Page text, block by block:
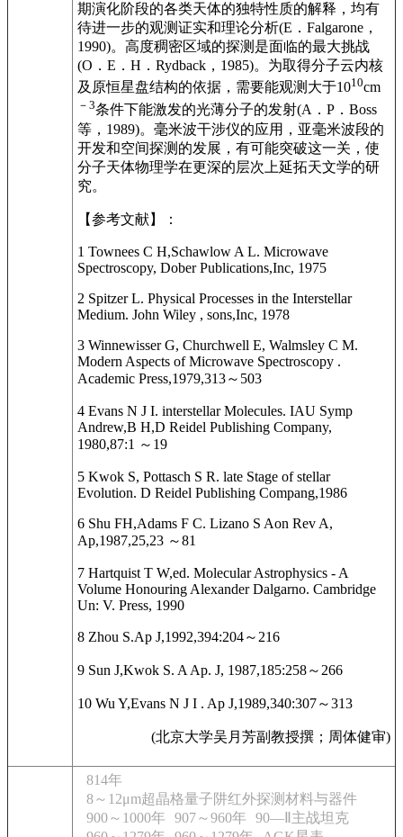
期演化阶段的各类天体的独特性质的解释，均有
待进一步的观测证实和理论分析(E．Falgarone，
1990)。高度稠密区域的探测是面临的最大挑战
(O．E．H．Rydback，1985)。为取得分子云内核
及原恒星盘结构的依据，需要能观测大于1010cm
－3条件下能激发的光薄分子的发射(A．P．Boss
等，1989)。毫米波干涉仪的应用，亚毫米波段的
开发和空间探测的发展，有可能突破这一关，使
分子天体物理学在更深的层次上延拓天文学的研
究。
【参考文献】：
1 Townees C H,Schawlow A L. Microwave
Spectroscopy, Dober Publications,Inc, 1975
2 Spitzer L. Physical Processes in the Interstellar
Medium. John Wiley , sons,Inc, 1978
3 Winnewisser G, Churchwell E, Walmsley C M.
Modern Aspects of Microwave Spectroscopy .
Academic Press,1979,313～503
4 Evans N J I. interstellar Molecules. IAU Symp
Andrew,B H,D Reidel Publishing Company,
1980,87:1 ～19
5 Kwok S, Pottasch S R. late Stage of stellar
Evolution. D Reidel Publishing Compang,1986
6 Shu FH,Adams F C. Lizano S Aon Rev A,
Ap,1987,25,23 ～81
7 Hartquist T W,ed. Molecular Astrophysics - A
Volume Honouring Alexander Dalgarno. Cambridge
Un: V. Press, 1990
8 Zhou S.Ap J,1992,394:204～216
9 Sun J,Kwok S. A Ap. J, 1987,185:258～266
10 Wu Y,Evans N J I . Ap J,1989,340:307～313
(北京大学吴月芳副教授撰；周体健审)
814年
8～12μm超晶格量子阱红外探测材料与器件
900～1000年
907～960年
90—Ⅱ主战坦克